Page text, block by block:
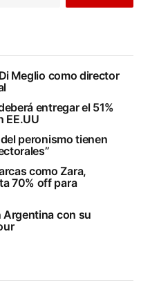
Meglio como director
entregar el 51%
EE.UU
peronismo tienen
como Zara,
70% off para
Argentina con su